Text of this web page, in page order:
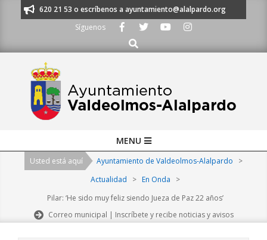
al 91 620 21 53 o escríbenos a ayuntamiento@alalpardo.org
Síguenos
Buscar
Navigation
MENU
Usted está aquí Ayuntamiento de Valdeolmos-Alalpardo
>
Actualidad
> En Onda
>
Pilar: ‘He sido muy feliz siendo Jueza de Paz 22 años’
Correo municipal | Inscríbete y recibe noticias y avisos